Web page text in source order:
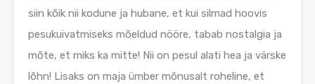
siin kõik nii kodune ja hubane, et kui silmad hoovis
pesukuivatmiseks mõeldud nööre, tabab nostalgia ja
mõte, et miks ka mitte! Nii on pesul alati hea ja värske
lõhn! Lisaks on maja ümber mõnusalt roheline, et